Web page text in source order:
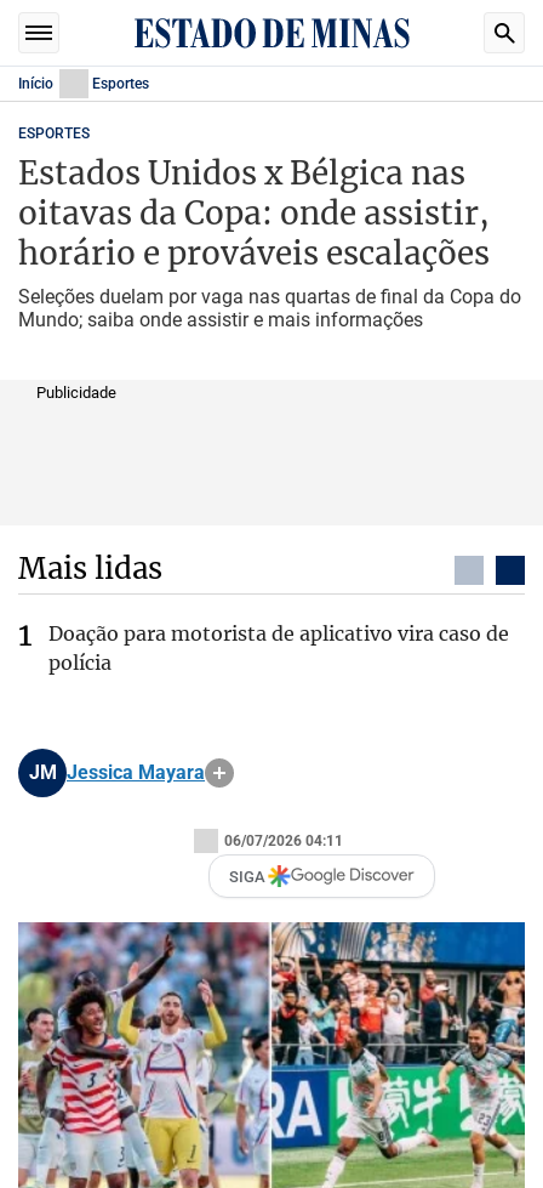
Início Esportes
ESPORTES
Estados Unidos x Bélgica nas
oitavas da Copa: onde assistir,
horário e prováveis escalações
Seleções duelam por vaga nas quartas de final da Copa do
Mundo; saiba onde assistir e mais informações
Publicidade
Mais lidas
Doação para motorista de aplicativo vira caso de
polícia
JM Jessica Mayara
06/07/2026 04:11
SIGA